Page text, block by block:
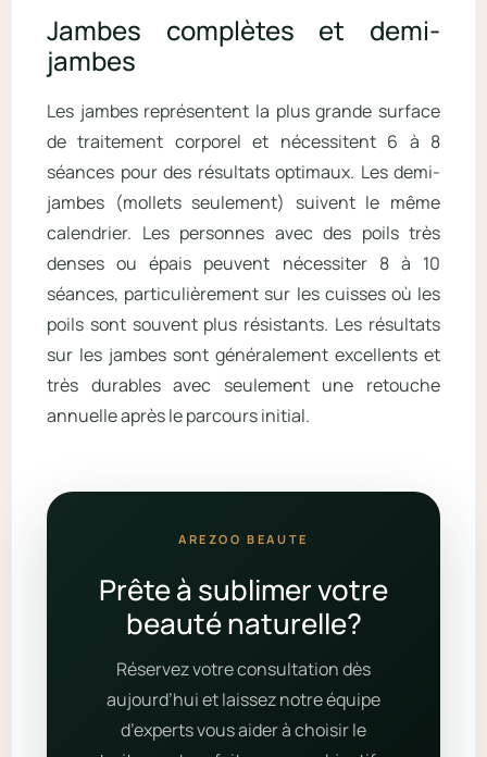
Jambes complètes et demi-
jambes
Les jambes représentent la plus grande surface
de traitement corporel et nécessitent 6 à 8
séances pour des résultats optimaux. Les demi-
jambes (mollets seulement) suivent le même
calendrier. Les personnes avec des poils très
denses ou épais peuvent nécessiter 8 à 10
séances, particulièrement sur les cuisses où les
poils sont souvent plus résistants. Les résultats
sur les jambes sont généralement excellents et
très durables avec seulement une retouche
annuelle après le parcours initial.
AREZOO BEAUTE
Prête à sublimer votre
beauté naturelle?
Réservez votre consultation dès
aujourd’hui et laissez notre équipe
d’experts vous aider à choisir le